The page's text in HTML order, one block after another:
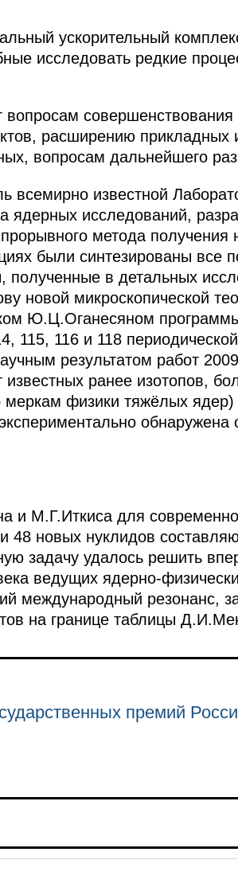
ускорительный
исследовать редкие
совершенствования
расширению прикладных
вопросам дальнейшего
всемирно известной
ядерных исследований,
метода
были синтезированы все
полученные в детальных
новой микроскопической
Ю.Ц.Оганесяном
116 и 118
результатом работ
ранее изотопов,
физики тяжёлых
обнаружена
и М.Г.Иткиса для
новых нуклидов
задачу удалось решить
ведущих ядерно-
международный резонанс,
на границе таблицы
премий